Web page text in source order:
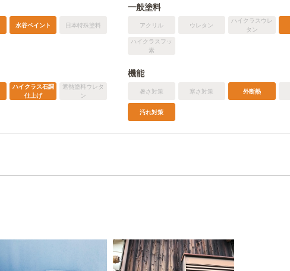
水谷ペイント 日本特殊塗料
一般塗料
アクリル ウレタン
ハイクラスウレ
タン
ハイクラスフッ
素
ハイクラス石調
仕上げ
遮熱塗料ウレタ
ン
機能
暑さ対策 寒さ対策 外断熱
汚れ対策